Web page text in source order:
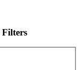
Filters